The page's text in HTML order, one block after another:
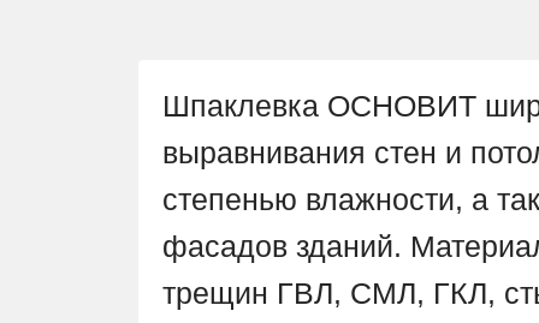
Шпаклевка ОСНОВИТ
выравнивания стен и
степенью влажности, а
фасадов зданий.
трещин ГВЛ, СМЛ, ГКЛ,